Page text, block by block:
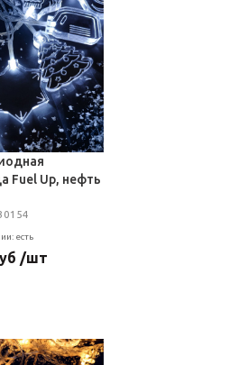
Fuel Up, нефть
есть
/шт